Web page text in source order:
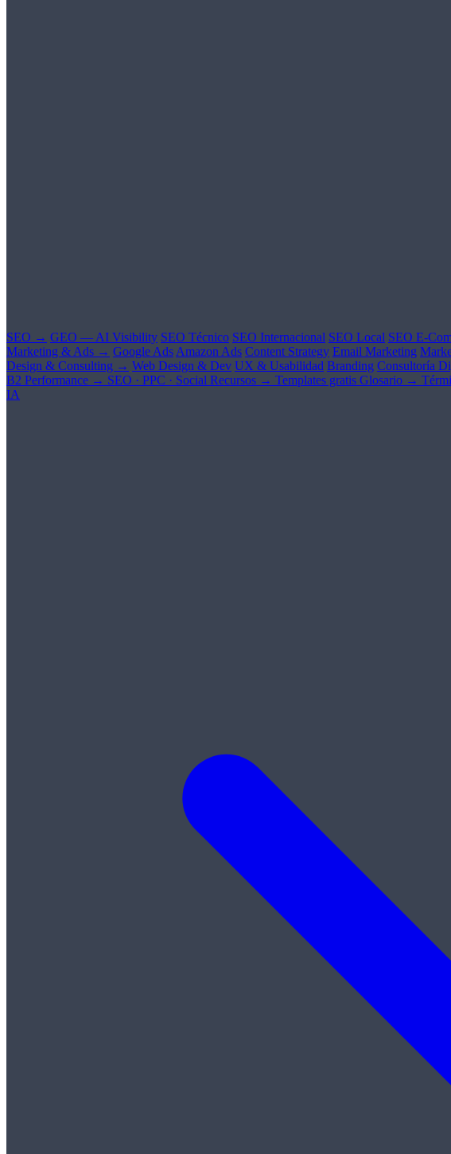
SEO → GEO — AI Visibility SEO Técnico SEO Internacional SEO Local SEO E-
Marketing & Ads → Google Ads Amazon Ads Content Strategy Email Marketing
Design & Consulting → Web Design & Dev UX & Usabilidad Branding Consultoría
B2 Performance → SEO · PPC · Social Recursos → Templates gratis Glosario →
IA